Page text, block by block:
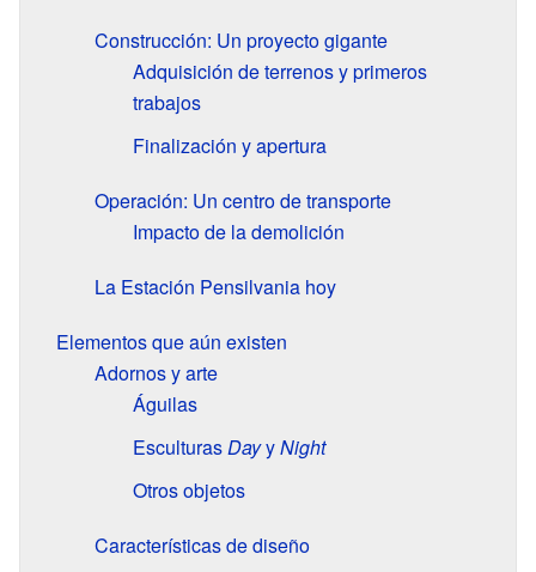
Construcción: Un proyecto gigante
Adquisición de terrenos y primeros
trabajos
Finalización y apertura
Operación: Un centro de transporte
Impacto de la demolición
La Estación Pensilvania hoy
Elementos que aún existen
Adornos y arte
Águilas
EsculturasDayyNight
Otros objetos
Características de diseño